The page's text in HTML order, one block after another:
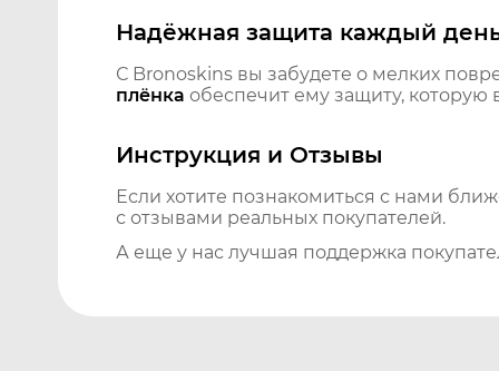
Надёжная защита каждый
С Bronoskins вы забудете о мелких
плёнка обеспечит ему защиту, которую
Инструкция и Отзывы
Если хотите познакомиться с нами
с отзывами реальных покупателей.
А еще у нас лучшая поддержка